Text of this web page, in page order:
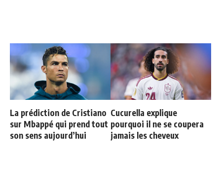
La prédiction de Cristiano
sur Mbappé qui prend tout
son sens aujourd’hui
Cucurella explique
pourquoi il ne se coupera
jamais les cheveux